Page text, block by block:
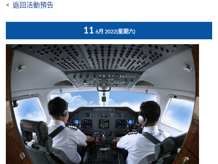
< 返回活動預告
11 6月 2022(星期六)